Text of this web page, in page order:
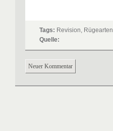
Tags: Revision, Rügearten
Quelle:
Neuer Kommentar